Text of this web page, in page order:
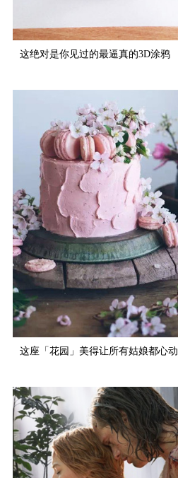
这绝对是你见过的最逼真的3D涂鸦
这座「花园」美得让所有姑娘都心动